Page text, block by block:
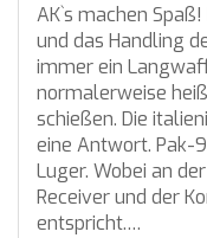
AK`s machen
und das Handling
immer ein
normalerweise
schießen. Die
eine Antwort. Pak-
Luger. Wobei an
Receiver und der
entspricht.…